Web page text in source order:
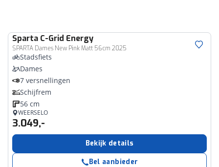
Sparta C-Grid Energy
SPARTA Dames New Pink Matt 56cm 2025
Stadsfiets
Dames
7 versnellingen
Schijfrem
56 cm
WEERSELO
3.049,-
Bekijk details
Bel aanbieder